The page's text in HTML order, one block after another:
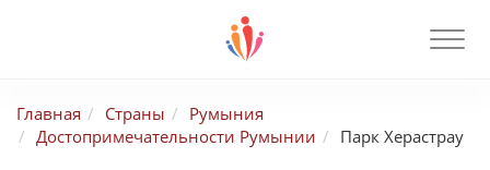
Главная Страны
Румыния
Достопримечательности Румынии
Парк Херастрау